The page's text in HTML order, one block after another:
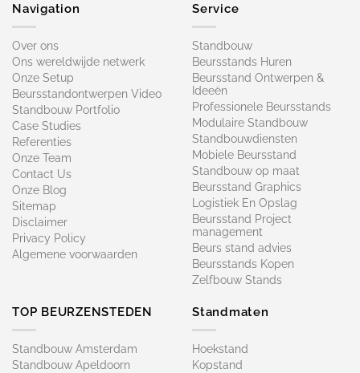
Navigation
Over ons
Ons wereldwijde netwerk
Onze Setup
Beursstandontwerpen Video
Standbouw Portfolio
Case Studies
Referenties
Onze Team
Contact Us
Onze Blog
Sitemap
Disclaimer
Privacy Policy
Algemene voorwaarden
Service
Standbouw
Beursstands Huren
Beursstand Ontwerpen &
Ideeën
Professionele Beursstands
Modulaire Standbouw
Standbouwdiensten
Mobiele Beursstand
Standbouw op maat​
Beursstand Graphics
Logistiek En Opslag
Beursstand Project
management
Beurs stand advies
Beursstands Kopen
Zelfbouw Stands
TOP BEURZENSTEDEN
Standbouw Amsterdam
Standbouw Apeldoorn
Standmaten
Hoekstand
Kopstand